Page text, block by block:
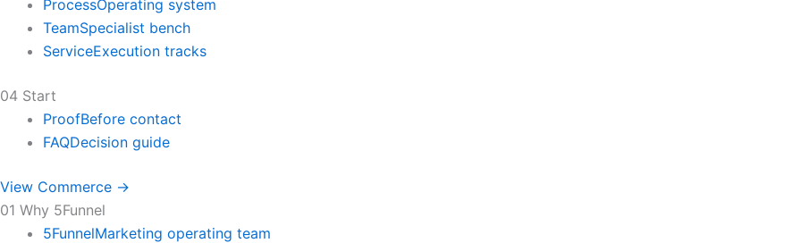
ProcessOperating system
TeamSpecialist bench
ServiceExecution tracks
04 Start
ProofBefore contact
FAQDecision guide
View Commerce →
01 Why 5Funnel
5FunnelMarketing operating team